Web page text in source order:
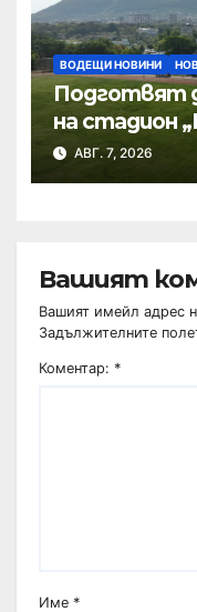
ВОДЕЩИ НОВИНИ
Подготвят
на стадион
АВГ. 7, 2026
Вашият
Вашият имейл адрес
Задължителните
Коментар: *
Име *